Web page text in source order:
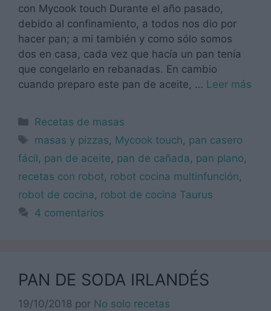
con Mycook touch Durante el año pasado,
debido al confinamiento, a todos nos dio por
hacer pan; a mi también y como sólo somos
dos en casa, cada vez que hacía un pan tenía
que congelarlo en rebanadas. En cambio
cuando preparo este pan de aceite, … Leer más
Categorías
Recetas de masas
Etiquetas
masas y pizzas, Mycook touch, pan casero
fácil, pan de aceite, pan de cañada , pan plano,
recetas con robot, robot cocina multinfunción,
robot de cocina , robot de cocina Taurus
4 comentarios
PAN DE SODA IRLANDÉS
19/10/2018 por No solo recetas